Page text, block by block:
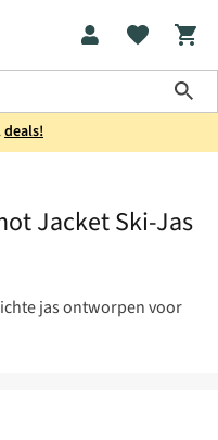
deals!
Jacket Ski-Jas
jas ontworpen voor